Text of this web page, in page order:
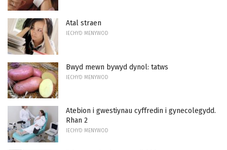
Atal straen
IECHYD MENYWOD
Bwyd mewn bywyd dynol: tatws
IECHYD MENYWOD
Atebion i gwestiynau cyffredin i gynecolegydd.
Rhan 2
IECHYD MENYWOD